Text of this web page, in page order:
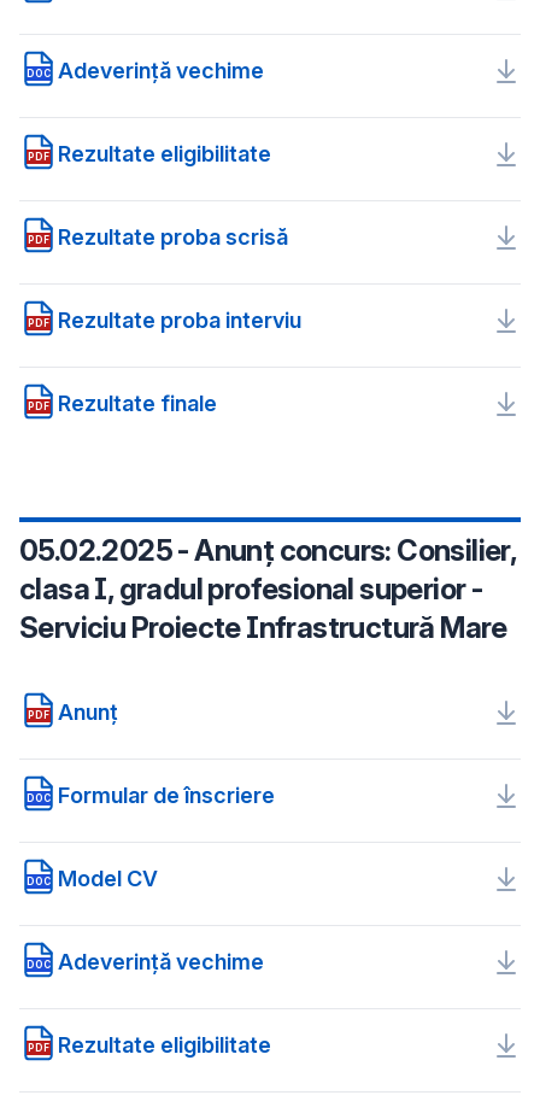
DOC Adeverință vechime
PDF Rezultate eligibilitate
PDF Rezultate proba scrisă
PDF Rezultate proba interviu
PDF Rezultate finale
05.02.2025 - Anunț concurs: Consilier,
clasa I, gradul profesional superior -
Serviciu Proiecte Infrastructură Mare
PDF Anunț
DOC Formular de înscriere
DOC Model CV
DOC Adeverință vechime
PDF Rezultate eligibilitate